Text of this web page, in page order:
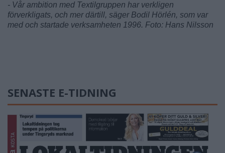
- Vår ambition med Textilgruppen har verkligen
förverkligats, och mer därtill, säger Bodil Hörlén, som var
med och startade verksamheten 1996. Foto: Hans Nilsson
SENASTE E-TIDNING